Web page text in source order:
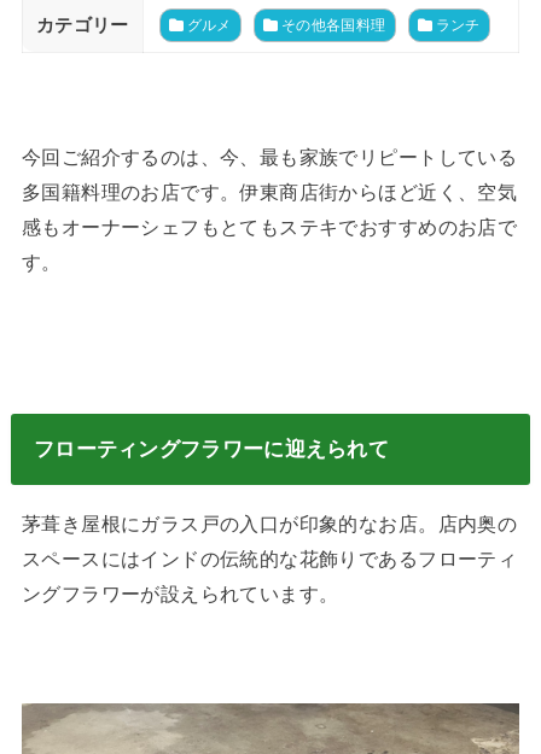
カテゴリー グルメ その他各国料理 ランチ
今回ご紹介するのは、今、最も家族でリピートしている
多国籍料理のお店です。伊東商店街からほど近く、空気
感もオーナーシェフもとてもステキでおすすめのお店で
す。
フローティングフラワーに迎えられて
茅葺き屋根にガラス戸の入口が印象的なお店。店内奥の
スペースにはインドの伝統的な花飾りであるフローティ
ングフラワーが設えられています。